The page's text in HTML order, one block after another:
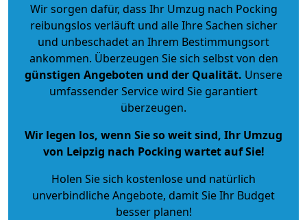
Wir sorgen dafür, dass Ihr Umzug nach Pocking
reibungslos verläuft und alle Ihre Sachen sicher
und unbeschadet an Ihrem Bestimmungsort
ankommen. Überzeugen Sie sich selbst von den
günstigen Angeboten und der Qualität. Unsere
umfassender Service wird Sie garantiert
überzeugen.
Wir legen los, wenn Sie so weit sind, Ihr Umzug
von Leipzig nach Pocking wartet auf Sie!
Holen Sie sich kostenlose und natürlich
unverbindliche Angebote, damit Sie Ihr Budget
besser planen!